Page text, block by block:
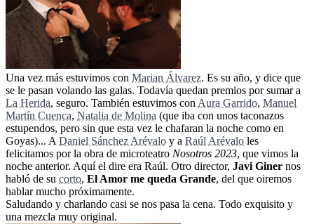
Una vez más estuvimos con Marian Álvarez. Es su año, y dice que
se le pasan volando las galas. Todavía quedan premios por sumar a
La Herida, seguro. También estuvimos con Aura Garrido, Manuel
Martín Cuenca, Natalia de Molina (que iba con unos taconazos
estupendos, pero sin que esta vez le chafaran la noche como en
Goyas)... A Daniel Sánchez Arévalo y a Raúl Arévalo les
felicitamos por la obra de microteatro Nosotros 2023, que vimos la
noche anterior. Aquí el dire era Raúl. Otro director, Javi Giner nos
habló de su corto, El Amor me queda Grande, del que oiremos
hablar mucho próximamente.
Saludando y charlando casi se nos pasa la cena. Todo exquisito y
una mezcla muy original.